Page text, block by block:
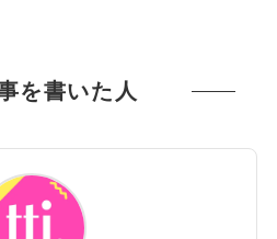
を書いた人